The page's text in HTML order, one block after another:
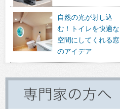
自然の光が射し込
む！トイレを快適な
空間にしてくれる窓
のアイデア